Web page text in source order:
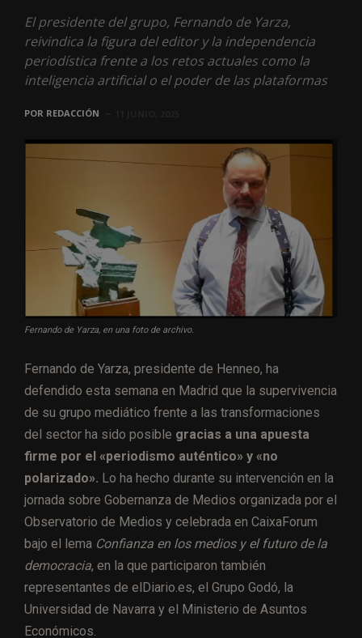
El presidente del grupo, Fernando de Yarza,
reivindica la figura del editor y la independencia
periodística frente a los retos actuales como la
inteligencia artificial o el poder de las plataformas
POR REDACCIÓN
Fernando de Yarza, en una foto de archivo.
Fernando de Yarza, presidente de Henneo, ha
defendido esta semana en Madrid que la supervivencia
de su grupo mediático frente a las transformaciones
del sector ha sido posible gracias a una apuesta
firme por el «periodismo auténtico» y «no
polarizado». Lo ha hecho durante su intervención en la
jornada sobre Gobernanza de Medios organizada por el
Observatorio de Medios y celebrada en CaixaForum
bajo el lema Confianza en los medios y el futuro de la
democracia, en la que participaron también
representantes de elDiario.es, el Grupo Godó, la
Universidad de Navarra y el Ministerio de Asuntos
Económicos.